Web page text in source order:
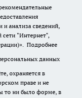
и анализа сведений,
сети "Интернет",
Подробнее
данных
охраняется в
праве и не
то ни было форме, в